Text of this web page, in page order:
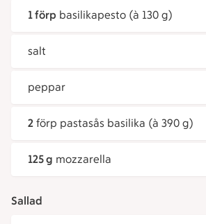
1 förp basilikapesto (à 130 g)
salt
peppar
2 förp pastasås basilika (à 390 g)
125 g mozzarella
Sallad